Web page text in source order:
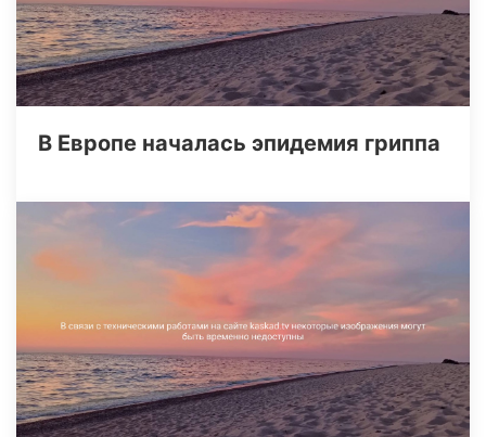
В Европе началась эпидемия гриппа